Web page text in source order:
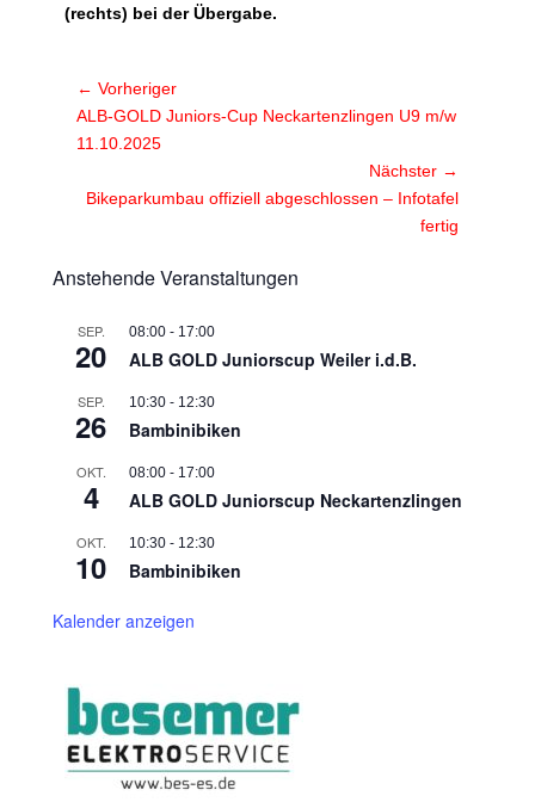
(rechts) bei der Übergabe.
Beitragsnavigation
← Vorheriger
Vorheriger
Beitrag:
ALB-GOLD Juniors-Cup Neckartenzlingen U9 m/w
11.10.2025
Nächster →
Nächster
Bikeparkumbau offiziell abgeschlossen – Infotafel
fertig
Anstehende Veranstaltungen
SEP.
20
08:00 - 17:00
ALB GOLD Juniorscup Weiler i.d.B.
SEP.
26
10:30 - 12:30
Bambinibiken
OKT.
4
08:00 - 17:00
ALB GOLD Juniorscup Neckartenzlingen
OKT.
10
10:30 - 12:30
Bambinibiken
Kalender anzeigen